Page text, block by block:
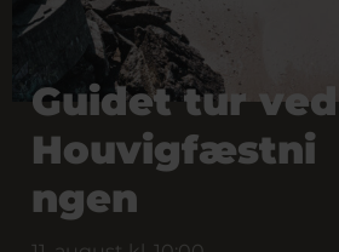
Guidet tur ved
Houvigfæstni
ngen